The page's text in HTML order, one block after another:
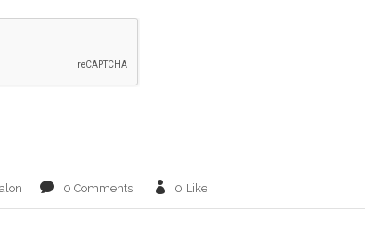
0 Comments 0 Like